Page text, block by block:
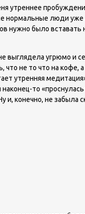
утреннее
нормальные люди
нужно было вставать
выглядела угрюмо и
не то что на кофе, а
утренняя
то
конечно, не забыла